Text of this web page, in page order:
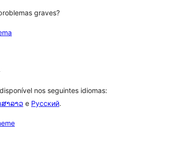
graves?
nos seguintes idiomas:
າລາວ e Русский.